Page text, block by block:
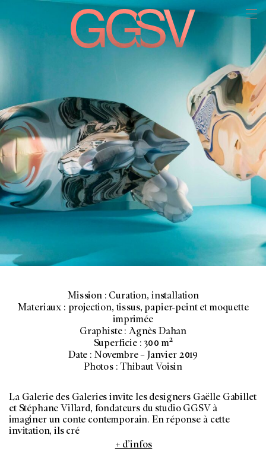
Mission : Curation, installation
Materiaux : projection, tissus, papier-peint et moquette
imprimée
Graphiste : Agnès Dahan
Superficie : 300 m²
Date : Novembre – Janvier 2019
Photos : Thibaut Voisin
La Galerie des Galeries invite les designers Gaëlle Gabillet
et Stéphane Villard, fondateurs du studio GGSV à
imaginer un conte contemporain. En réponse à cette
invitation, ils cré
+ d’infos